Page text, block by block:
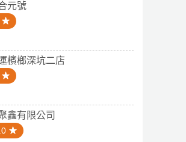
元號
檳榔深坑二店
鑫有限公司